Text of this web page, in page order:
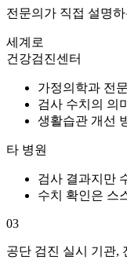
전문의가 직접 설명
세계로
건강검진센터
가정의학과 전
검사 수치의 의
생활습관 개선
타 병원
검사 결과지만
수치 확인은 스
03
공단 검진 실시 기관,